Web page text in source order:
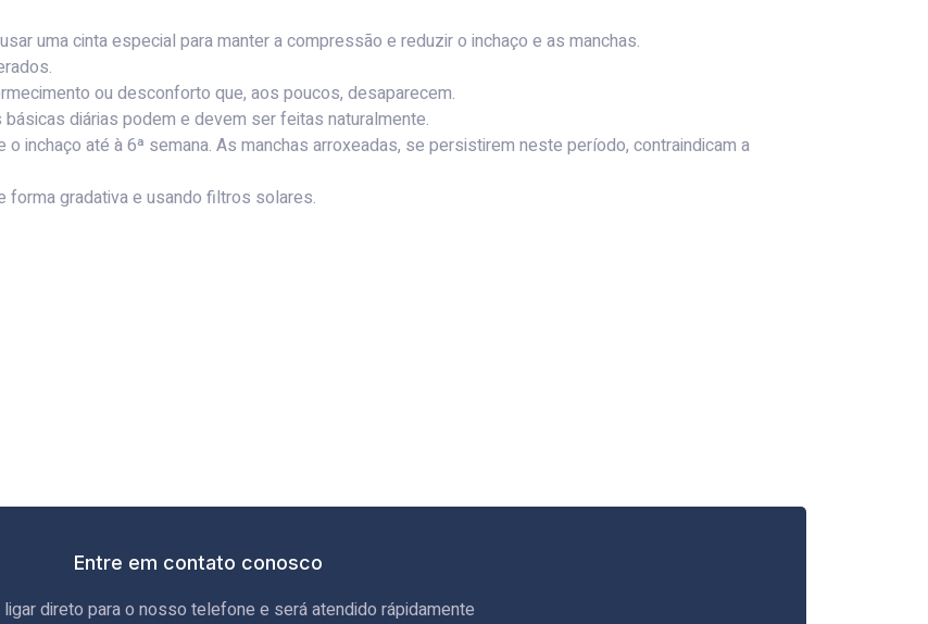
uma cinta especial para manter a compressão e reduzir o inchaço e as manchas.
ou desconforto que, aos poucos, desaparecem.
diárias podem e devem ser feitas naturalmente.
inchaço até à 6ª semana. As manchas arroxeadas, se persistirem neste período, contraindicam a
gradativa e usando filtros solares.
Entre em contato conosco
direto para o nosso telefone e será atendido rápidamente